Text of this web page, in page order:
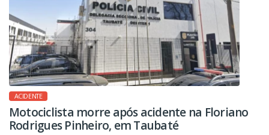
ACIDENTE
Motociclista morre após acidente na Floriano
Rodrigues Pinheiro, em Taubaté